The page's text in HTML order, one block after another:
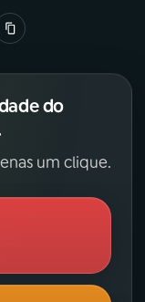
do
um clique.